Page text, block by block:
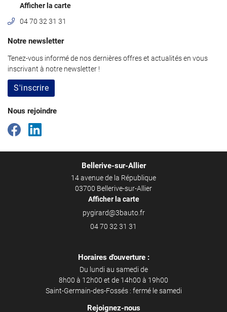
Avis
Afficher la carte
04 70 32 31 31
Notre newsletter
Tenez-vous informé de nos dernières offres et actualités en vous
inscrivant à notre newsletter !
S'inscrire
Nous rejoindre
Bellerive-sur-Allier
14 avenue de la République
03700 Bellerive-sur-Allier
Afficher la carte
04 70 32 31 31
Horaires d'ouverture :
Du lundi au samedi de
8h00 à 12h00 et de 14h00 à 19h00
Saint-Germain-des-Fossés : fermé le samedi
Rejoignez-nous